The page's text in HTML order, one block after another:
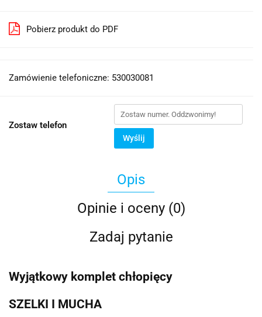
Pobierz produkt do PDF
Zamówienie telefoniczne: 530030081
Zostaw telefon
Wyślij
Opis
Opinie i oceny (0)
Zadaj pytanie
Wyjątkowy komplet chłopięcy
SZELKI I MUCHA